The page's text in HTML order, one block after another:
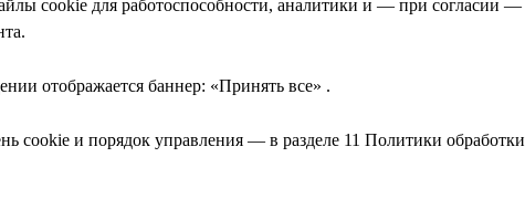
cookie для работоспособности, аналитики и — при согласии —
отображается баннер: «Принять все» .
cookie и порядок управления — в разделе 11 Политики обработки